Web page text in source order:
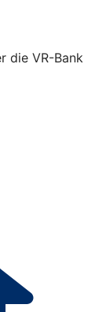
die VR-Bank